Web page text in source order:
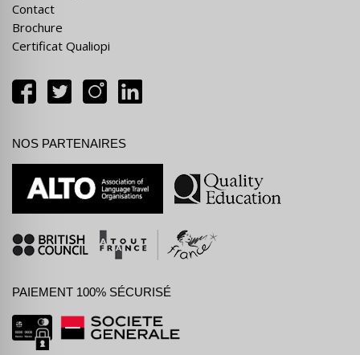
Contact
Brochure
Certificat Qualiopi
NOS PARTENAIRES
PAIEMENT 100% SÉCURISÉ